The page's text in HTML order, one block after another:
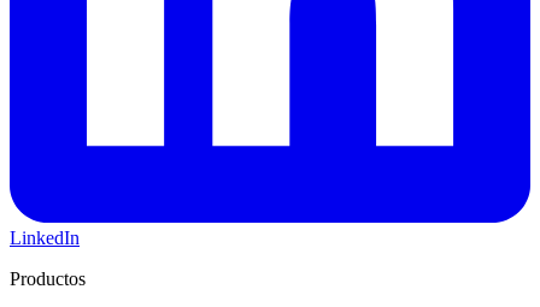
LinkedIn
Productos